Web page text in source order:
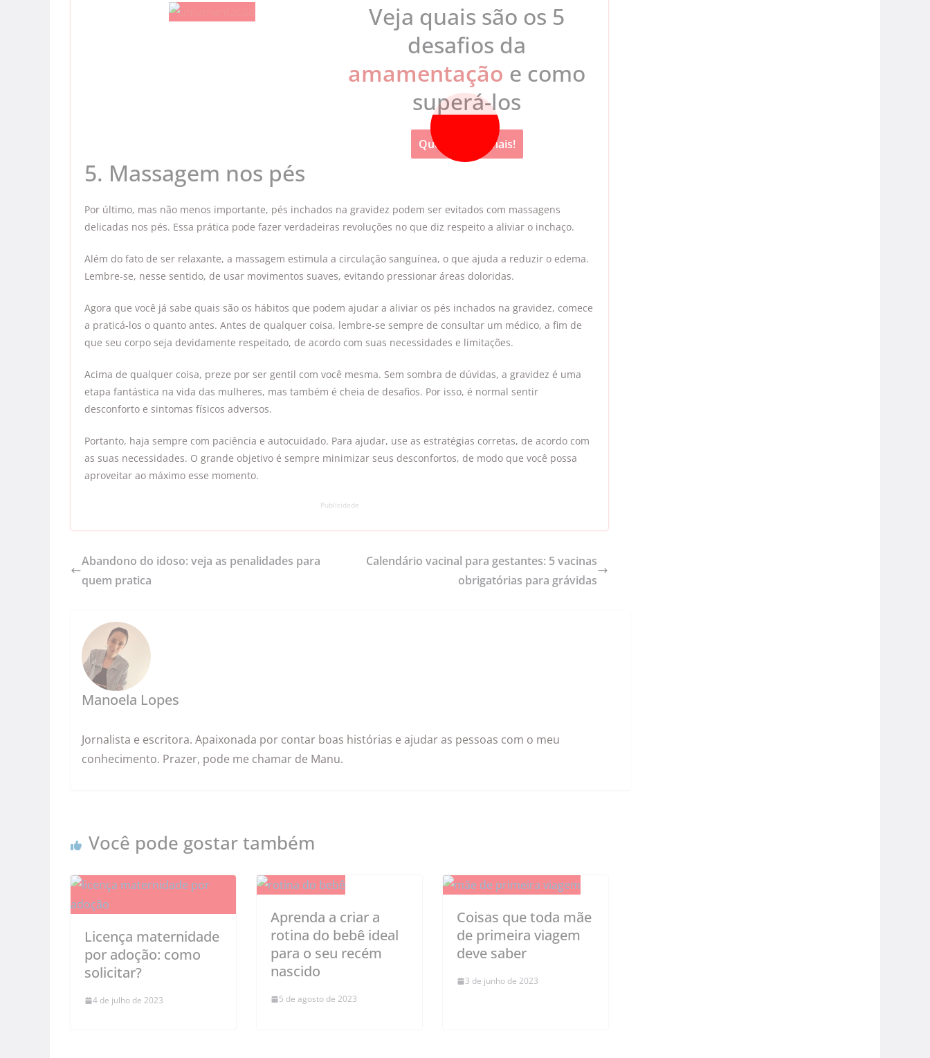
Veja quais são os 5
desafios da
amamentação e como
superá-los
Quero saber mais!
5. Massagem nos pés
Por último, mas não menos importante, pés inchados na gravidez podem ser evitados com massagens
delicadas nos pés. Essa prática pode fazer verdadeiras revoluções no que diz respeito a aliviar o inchaço.
Além do fato de ser relaxante, a massagem estimula a circulação sanguínea, o que ajuda a reduzir o edema.
Lembre-se, nesse sentido, de usar movimentos suaves, evitando pressionar áreas doloridas.
Agora que você já sabe quais são os hábitos que podem ajudar a aliviar os pés inchados na gravidez, comece
a praticá-los o quanto antes. Antes de qualquer coisa, lembre-se sempre de consultar um médico, a fim de
que seu corpo seja devidamente respeitado, de acordo com suas necessidades e limitações.
Acima de qualquer coisa, preze por ser gentil com você mesma. Sem sombra de dúvidas, a gravidez é uma
etapa fantástica na vida das mulheres, mas também é cheia de desafios. Por isso, é normal sentir
desconforto e sintomas físicos adversos.
Portanto, haja sempre com paciência e autocuidado. Para ajudar, use as estratégias corretas, de acordo com
as suas necessidades. O grande objetivo é sempre minimizar seus desconfortos, de modo que você possa
aproveitar ao máximo esse momento.
Publicidade
Abandono do idoso: veja as penalidades para
quem pratica
Calendário vacinal para gestantes: 5 vacinas
obrigatórias para grávidas
Manoela Lopes
Jornalista e escritora. Apaixonada por contar boas histórias e ajudar as pessoas com o meu
conhecimento. Prazer, pode me chamar de Manu.
Você pode gostar também
Licença maternidade
por adoção: como
solicitar?
4 de julho de 2023
Aprenda a criar a
rotina do bebê ideal
para o seu recém
nascido
5 de agosto de 2023
Coisas que toda mãe
de primeira viagem
deve saber
3 de junho de 2023